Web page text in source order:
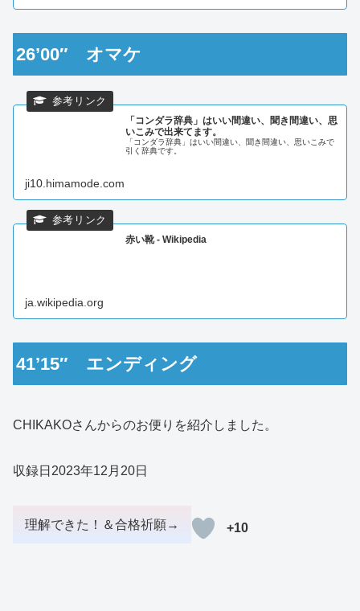
26’00″ オマケ
「コンダラ辞典」はいい間違い、聞き間違い、思
いこみで出来てます。
「コンダラ辞典」はいい間違い、聞き間違い、思いこみで
引く辞典です。
ji10.himamode.com
赤い靴 - Wikipedia
ja.wikipedia.org
41’15″ エンディング
CHIKAKOさんからのお便りを紹介しました。
収録日2023年12月20日
+10